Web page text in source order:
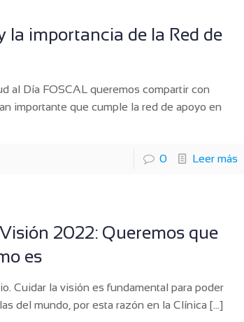
la importancia de la Red de
al Día FOSCAL queremos compartir con
importante que cumple la red de apoyo en
0 Leer más
2022: Queremos que
es
Cuidar la visión es fundamental para poder
del mundo, por esta razón en la Clínica […]